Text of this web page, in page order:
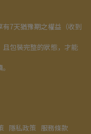
7天猶豫期之權益（收到
包裝完整的狀態，才能
隱私政策 服務條款